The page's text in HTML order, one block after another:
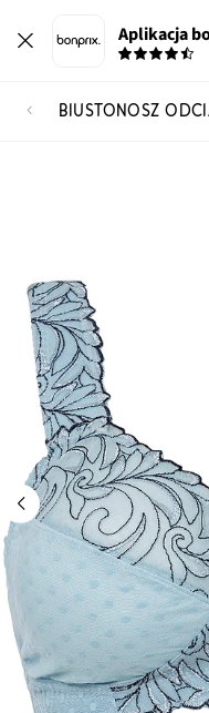
Aplikacja